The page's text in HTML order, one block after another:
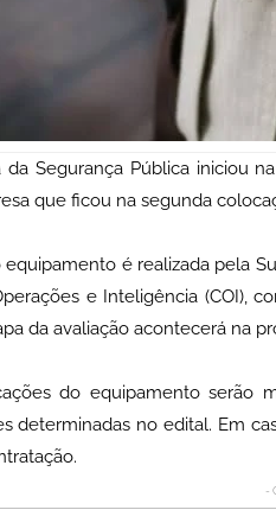
da Segurança Pública iniciou
que ficou na segunda
equipamento é realizada pela
e Inteligência (COI),
da avaliação acontecerá na
do equipamento serão
determinadas no edital. Em
-